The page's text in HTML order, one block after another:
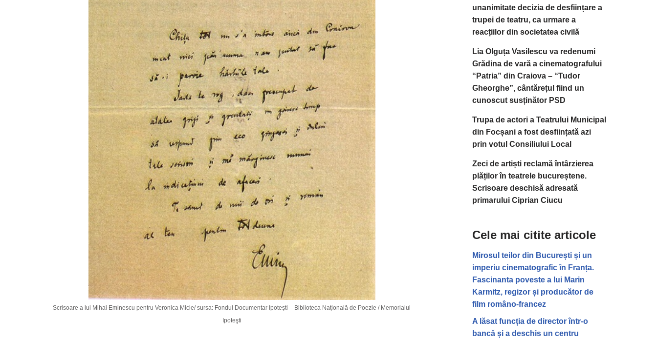
Scrisoare a lui Mihai Eminescu pentru Veronica Micle/ sursa: Fondul Documentar Ipoteşti – Biblioteca Naţională de Poezie / Memorialul
Ipoteşti
unanimitate decizia de desființare a
trupei de teatru, ca urmare a
reacțiilor din societatea civilă
Lia Olguța Vasilescu va redenumi
Grădina de vară a cinematografului
“Patria” din Craiova – “Tudor
Gheorghe”, cântărețul fiind un
cunoscut susținător PSD
Trupa de actori a Teatrului Municipal
din Focșani a fost desființată azi
prin votul Consiliului Local
Zeci de artiști reclamă întârzierea
plăților în teatrele bucureștene.
Scrisoare deschisă adresată
primarului Ciprian Ciucu
Cele mai citite articole
Mirosul teilor din București și un
imperiu cinematografic în Franța.
Fascinanta poveste a lui Marin
Karmitz, regizor și producător de
film româno-francez
A lăsat funcția de director într-o
bancă și a deschis un centru